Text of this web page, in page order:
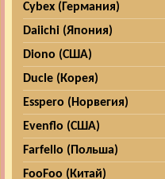
Cybex (Германия)
Daiichi (Япония)
Diono (США)
Ducle (Корея)
Esspero (Норвегия)
Evenflo (США)
Farfello (Польша)
FooFoo (Китай)